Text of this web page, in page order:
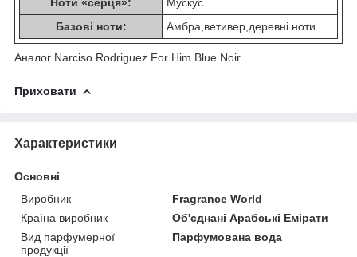
Базові ноти:
Амбра,ветивер,деревні ноти
Аналог Narciso Rodriguez For Him Blue Noir
Приховати
Характеристики
Основні
Виробник
Fragrance World
Країна виробник
Об'єднані Арабські Емірати
Вид парфумерної
продукції
Парфумована вода